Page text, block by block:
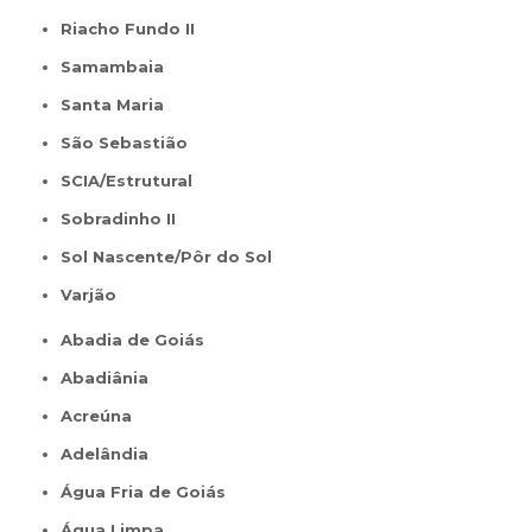
Riacho Fundo II
Samambaia
Santa Maria
São Sebastião
SCIA/Estrutural
Sobradinho II
Sol Nascente/Pôr do Sol
Varjão
Abadia de Goiás
Abadiânia
Acreúna
Adelândia
Água Fria de Goiás